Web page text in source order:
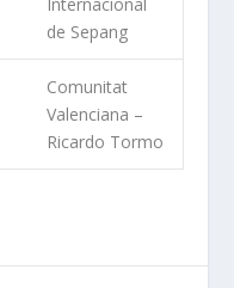
de Sepang
Comunitat
Valenciana –
Ricardo Tormo